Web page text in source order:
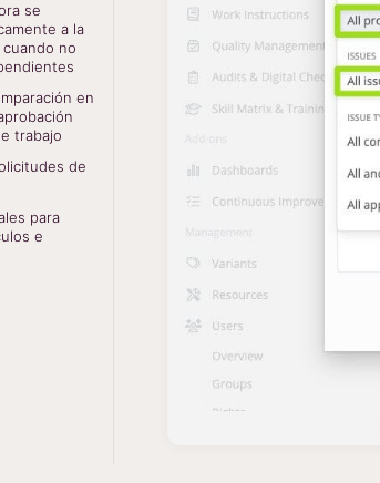
se
a la
no
en
trabajo
de
para
e